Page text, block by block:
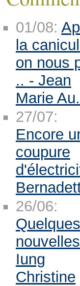
01/08:
la
on nous
.. - Jean
Marie
27/07:
Encore
coupure
26/06:
Quelques
Iung
Christine